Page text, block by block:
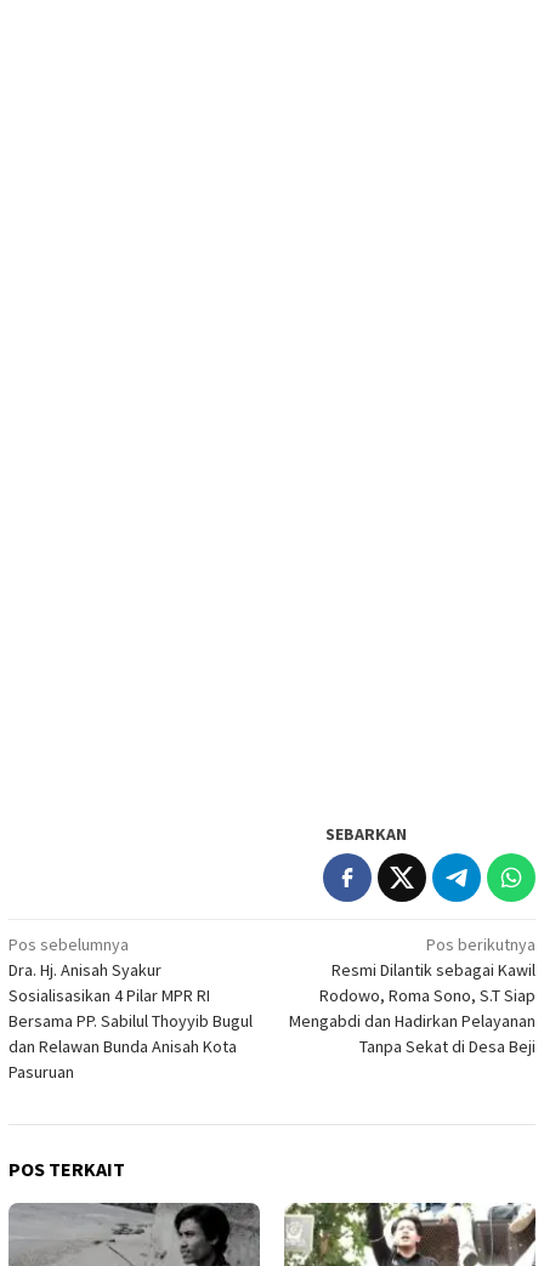
SEBARKAN
Navigasi
pos
Pos sebelumnya
Dra. Hj. Anisah Syakur
Sosialisasikan 4 Pilar MPR RI
Bersama PP. Sabilul Thoyyib Bugul
dan Relawan Bunda Anisah Kota
Pasuruan
Pos berikutnya
Resmi Dilantik sebagai Kawil
Rodowo, Roma Sono, S.T Siap
Mengabdi dan Hadirkan Pelayanan
Tanpa Sekat di Desa Beji
POS TERKAIT